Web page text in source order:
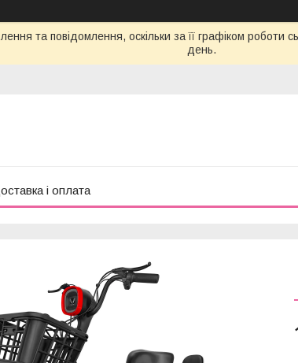
та повідомлення, оскільки за її графіком
день.
і оплата